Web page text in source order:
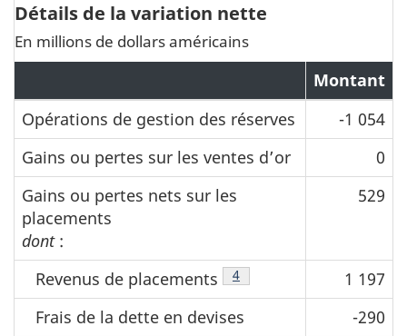
Détails de la variation nette
En millions de dollars américains
Montant
Opérations de gestion des réserves
-1 054
Gains ou pertes sur les ventes d’or
0
Gains ou pertes nets sur les
placements
dont :
529
Revenus de placements Note de bas de page
4
1 197
Frais de la dette en devises
-290